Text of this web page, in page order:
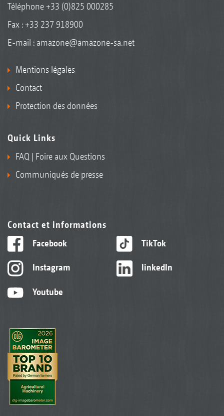
Téléphone+33 (0)825 000285
Fax : +33 237 918900
E-mail : amazone@amazone-sa.net
Mentions légales
Contact
Protection des données
Quick Links
FAQ | Foire aux Questions
Communiqués de presse
Contact et informations
Facebook
Instagram
Youtube
TikTok
linkedIn